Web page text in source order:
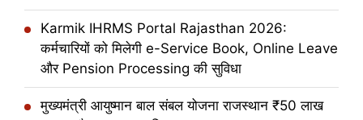
Karmik IHRMS Portal Rajasthan 2026:
कर्मचारियों को मिलेगी e-Service Book, Online Leave
और Pension Processing की सुविधा
मुख्यमंत्री आयुष्मान बाल संबल योजना राजस्थान ₹50 लाख